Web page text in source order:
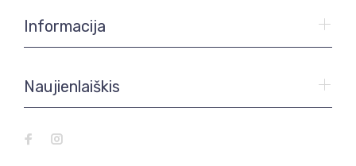
Informacija
Naujienlaiškis